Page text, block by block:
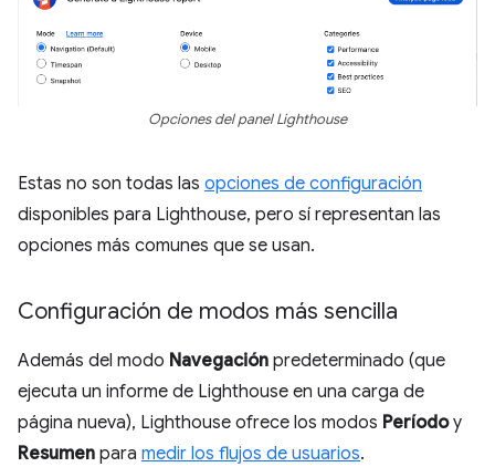
Opciones del panel Lighthouse
Estas no son todas las opciones de configuración
disponibles para Lighthouse, pero sí representan las
opciones más comunes que se usan.
Configuración de modos más sencilla
Además del modo Navegación predeterminado (que
ejecuta un informe de Lighthouse en una carga de
página nueva), Lighthouse ofrece los modos Períodoy
Resumen para medir los flujos de usuarios.